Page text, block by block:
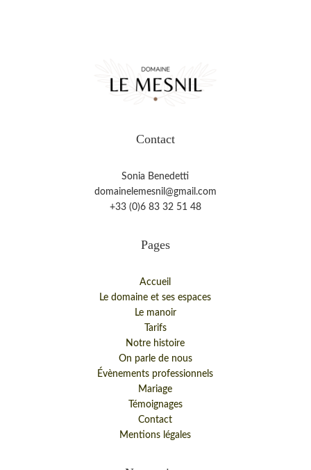
Contact
Sonia Benedetti
domainelemesnil@gmail.com
+33 (0)6 83 32 51 48
Pages
Accueil
Le domaine et ses espaces
Le manoir
Tarifs
Notre histoire
On parle de nous
Évènements professionnels
Mariage
Témoignages
Contact
Mentions légales